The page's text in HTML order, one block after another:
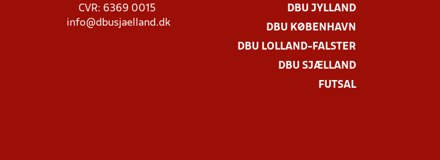
CVR: 6369 0015
info@dbusjaelland.dk
DBU JYLLAND
DBU KØBENHAVN
DBU LOLLAND-FALSTER
DBU SJÆLLAND
FUTSAL